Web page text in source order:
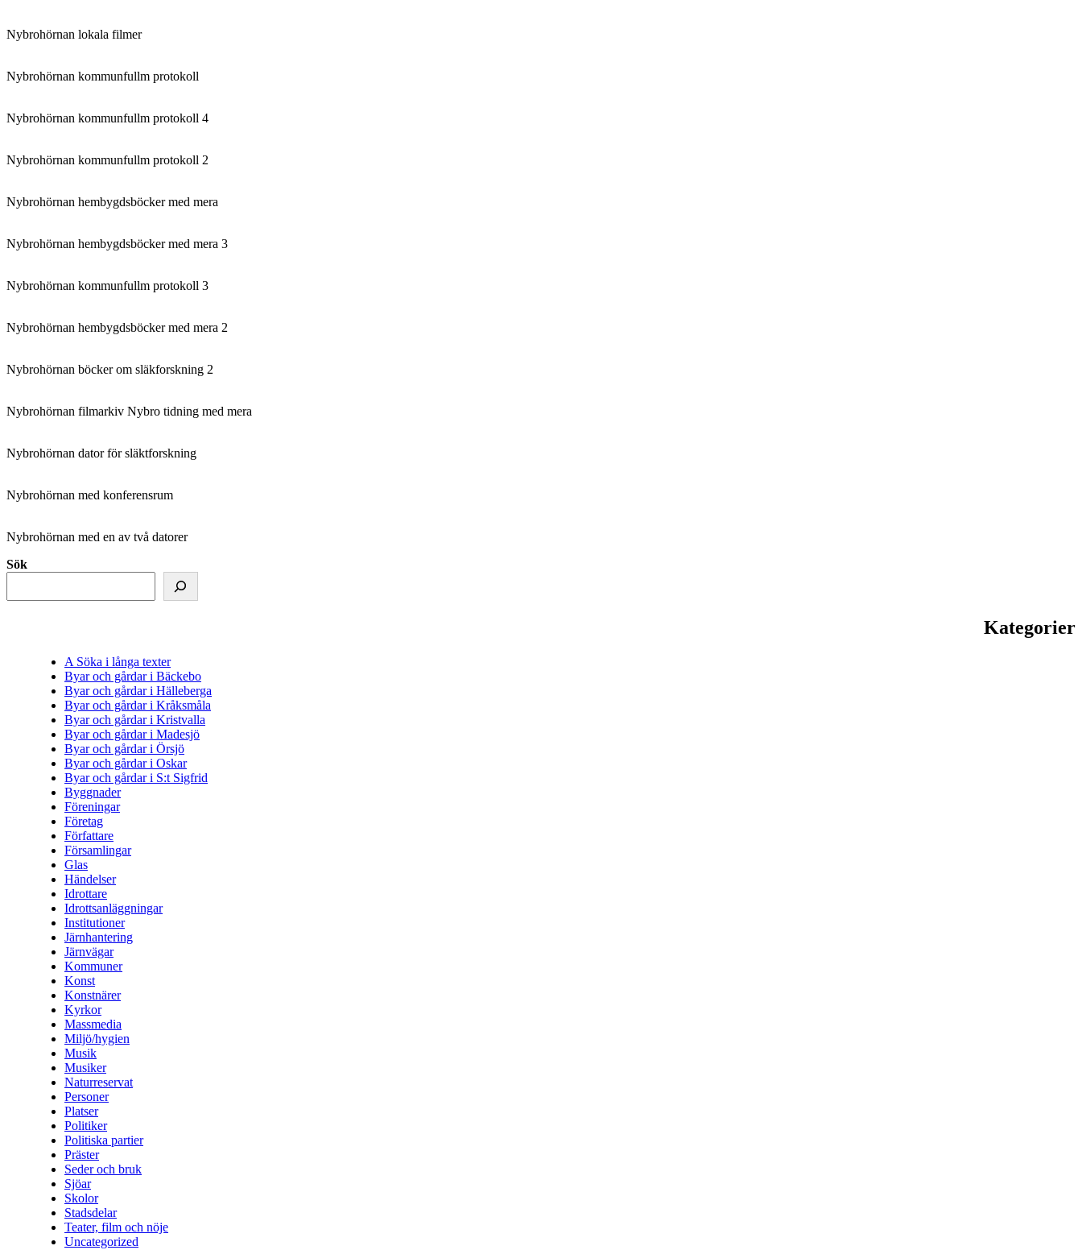
Nybrohörnan lokala filmer
Nybrohörnan kommunfullm protokoll
Nybrohörnan kommunfullm protokoll 4
Nybrohörnan kommunfullm protokoll 2
Nybrohörnan hembygdsböcker med mera
Nybrohörnan hembygdsböcker med mera 3
Nybrohörnan kommunfullm protokoll 3
Nybrohörnan hembygdsböcker med mera 2
Nybrohörnan böcker om släkforskning 2
Nybrohörnan filmarkiv Nybro tidning med mera
Nybrohörnan dator för släktforskning
Nybrohörnan med konferensrum
Nybrohörnan med en av två datorer
Sök
Kategorier
A Söka i långa texter
Byar och gårdar i Bäckebo
Byar och gårdar i Hälleberga
Byar och gårdar i Kråksmåla
Byar och gårdar i Kristvalla
Byar och gårdar i Madesjö
Byar och gårdar i Örsjö
Byar och gårdar i Oskar
Byar och gårdar i S:t Sigfrid
Byggnader
Föreningar
Företag
Författare
Församlingar
Glas
Händelser
Idrottare
Idrottsanläggningar
Institutioner
Järnhantering
Järnvägar
Kommuner
Konst
Konstnärer
Kyrkor
Massmedia
Miljö/hygien
Musik
Musiker
Naturreservat
Personer
Platser
Politiker
Politiska partier
Präster
Seder och bruk
Sjöar
Skolor
Stadsdelar
Teater, film och nöje
Uncategorized